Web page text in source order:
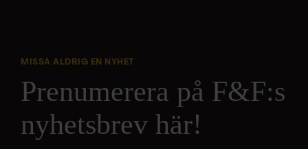
MISSA ALDRIG EN NYHET
Prenumerera på F&F:s
nyhetsbrev här!